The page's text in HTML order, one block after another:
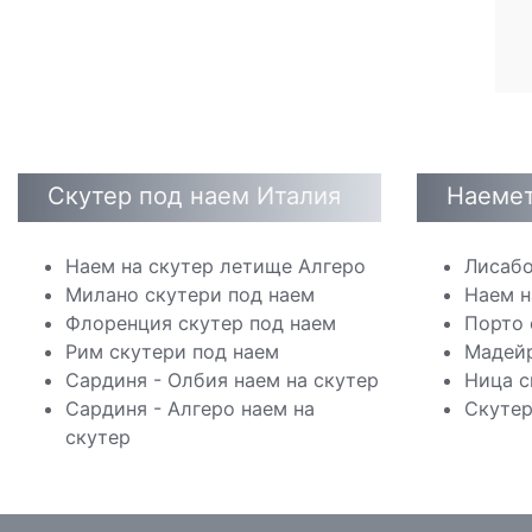
Скутер под наем Италия
Наем на скутер летище Алгеро
Милано скутери под наем
Флоренция скутер под наем
Рим скутери под наем
Сардиня - Олбия наем на скутер
Сардиня - Алгеро наем на
скутер
Наем
Порто
Ница